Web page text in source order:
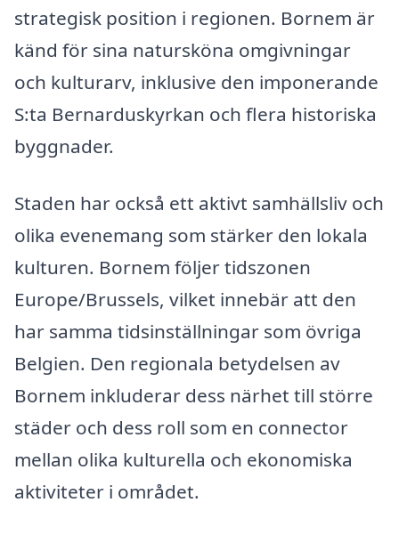
strategisk position i regionen. Bornem är
känd för sina natursköna omgivningar
och kulturarv, inklusive den imponerande
S:ta Bernarduskyrkan och flera historiska
byggnader.
Staden har också ett aktivt samhällsliv och
olika evenemang som stärker den lokala
kulturen. Bornem följer tidszonen
Europe/Brussels, vilket innebär att den
har samma tidsinställningar som övriga
Belgien. Den regionala betydelsen av
Bornem inkluderar dess närhet till större
städer och dess roll som en connector
mellan olika kulturella och ekonomiska
aktiviteter i området.